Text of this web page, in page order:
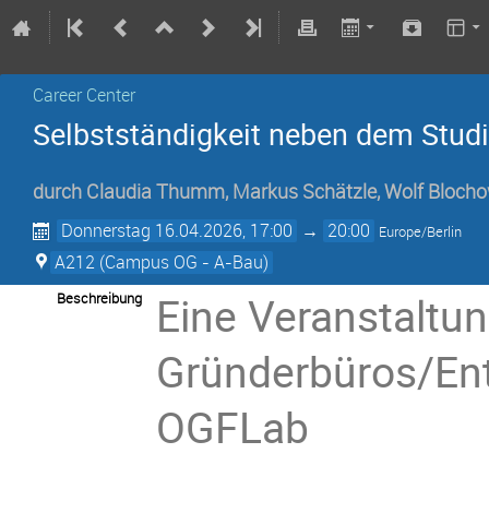
Career Center
Selbstständigkeit neben dem
durch Claudia Thumm, Markus Schätzle,Wolf
Donnerstag 16.04.2026, 17:00 → 20:00 Europe/Berlin
A212 (Campus OG - A-Bau)
Beschreibung
Eine
Gründerbüros/
OGFLab